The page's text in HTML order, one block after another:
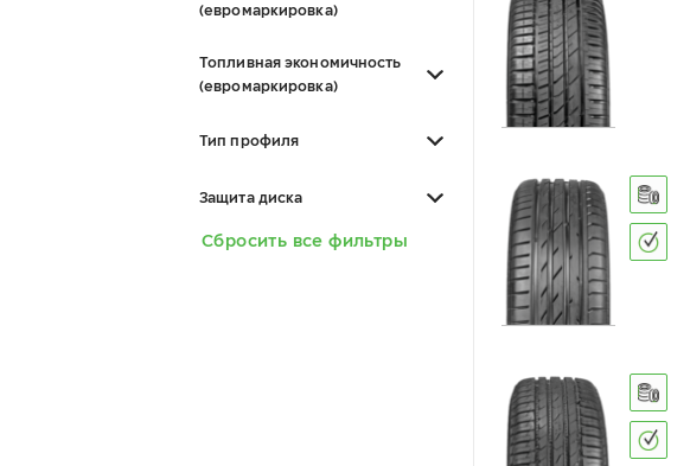
(евромаркировка)
Топливная экономичность
(евромаркировка)
Тип профиля
Защита диска
Сбросить все фильтры